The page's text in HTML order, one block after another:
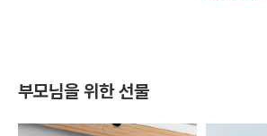
부모님을 위한 선물